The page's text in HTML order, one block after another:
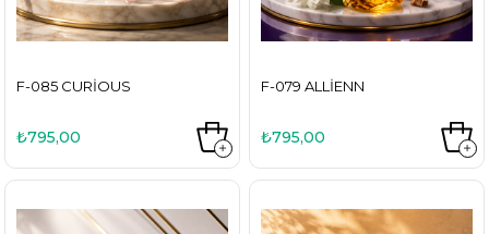
F-085 CURIOUS
₺795,00
F-079 ALLIENN
₺795,00